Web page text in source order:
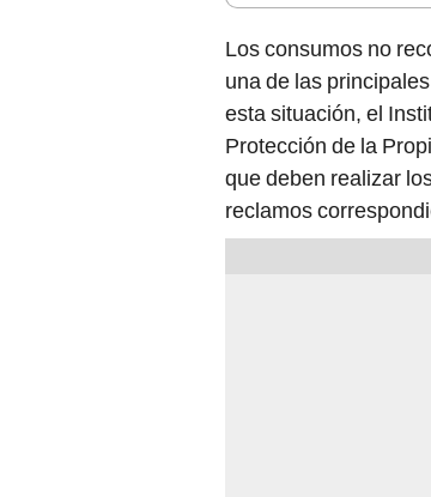
Los consumos no
una de las
esta situación, el
Protección de la
que deben realizar
reclamos